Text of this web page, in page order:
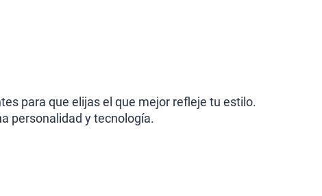
para que elijas el que mejor refleje tu estilo.
personalidad y tecnología.